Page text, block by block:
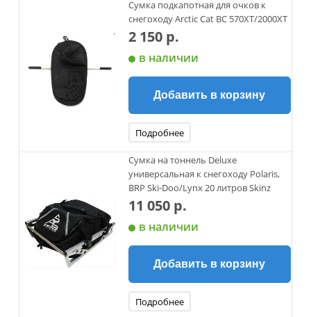
Сумка подкапотная для очков к
снегоходу Arctic Cat BC 570XT/2000XT
2 150 р.
в наличии
Добавить в корзину
Подробнее
Сумка на тоннель Deluxe
универсальная к снегоходу Polaris,
BRP Ski-Doo/Lynx 20 литров Skinz
11 050 р.
в наличии
Добавить в корзину
Подробнее